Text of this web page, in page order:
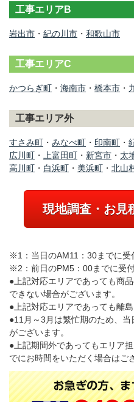
工事エリアB
岩出市 ・ 紀の川市 ・ 和歌山市
工事エリアC
かつらぎ町 ・ 海南市 ・ 橋本市 ・
工事エリア外
すさみ町 ・ みなべ町 ・ 印南町 ・
広川町 ・ 上富田町 ・ 新宮市 ・ 太
高川町 ・ 白浜町 ・ 美浜町 ・ 北山
現地調査・お見
※1：当日のAM11：30までに受
※2：前日のPM5：00までに受
●上記対応エリアであっても商
できない場合がございます。
●上記対応エリアであっても離
●11月～3月は繁忙期のため、
がございます。
●上記期間外であってもエリア
でにお時間をいただく場合はご